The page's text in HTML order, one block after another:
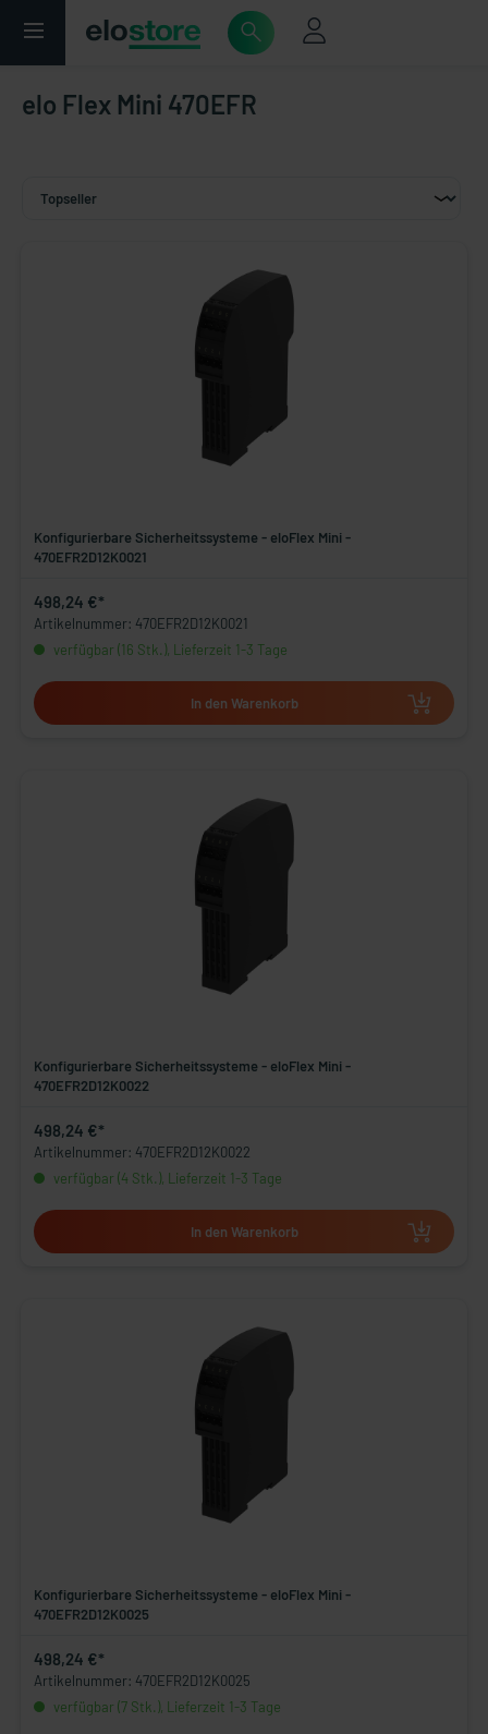
elo Flex Mini 470EFR
Konfigurierbare Sicherheitssysteme - eloFlex Mini -
470EFR2D12K0021
498,24 €*
Artikelnummer: 470EFR2D12K0021
verfügbar (16 Stk.), Lieferzeit 1-3 Tage
In den Warenkorb
Konfigurierbare Sicherheitssysteme - eloFlex Mini -
470EFR2D12K0022
498,24 €*
Artikelnummer: 470EFR2D12K0022
verfügbar (4 Stk.), Lieferzeit 1-3 Tage
In den Warenkorb
Konfigurierbare Sicherheitssysteme - eloFlex Mini -
470EFR2D12K0025
498,24 €*
Artikelnummer: 470EFR2D12K0025
verfügbar (7 Stk.), Lieferzeit 1-3 Tage